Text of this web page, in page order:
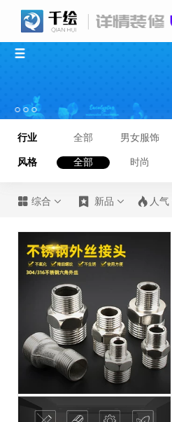
行业 全部 男女服饰
风格 全部 时尚
 综合   新品   人气